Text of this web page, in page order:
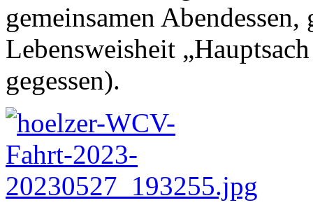
gemeinsamen
Lebensweisheit
gegessen).